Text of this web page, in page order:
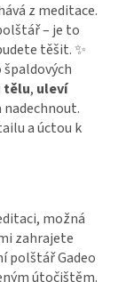
z meditace.
– je to
těšit. ✨
tělu, uleví
nadechnout.
a úctou k
možná
zahrajete
polštář Gadeo
útočištěm.